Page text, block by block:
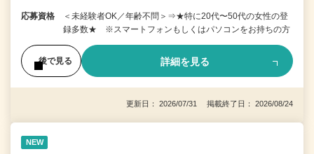
応募資格
＜未経験者OK／年齢不問＞⇒★特に20代〜50代の女性の登
録多数★ ※スマートフォンもしくはパソコンをお持ちの方
後で見る 詳細を見る
更新日： 2026/07/31 掲載終了日： 2026/08/24
NEW